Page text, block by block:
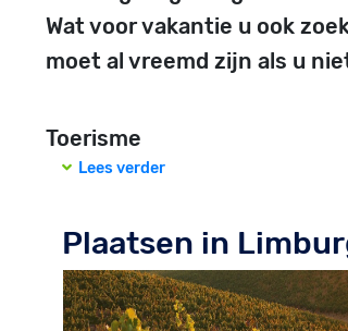
Wat voor vakantie u ook
moet al vreemd zijn als u
Toerisme
Lees verder
Plaatsen in